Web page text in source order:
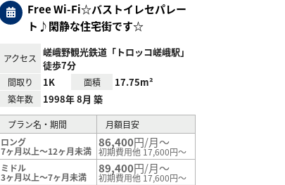
Free Wi-Fi☆バストイレセパレー
ト♪閑静な住宅街です☆
アクセス
嵯峨野観光鉄道「トロッコ嵯峨駅」
徒歩7分
間取り 1K 面積 17.75m²
築年数 1998年 8月 築
プラン名・期間
月額目安
ロング
7ヶ月以上～12ヶ月未満
86,400円/月～
初期費用他 17,600円～
ミドル
3ヶ月以上～7ヶ月未満
89,400円/月～
初期費用他 17,600円～